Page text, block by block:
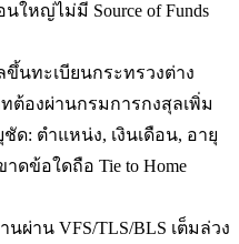
ใหญ่ไม่มี Source of Funds
นทะเบียนกระทรวงต่าง
ต้องผ่านกรมการกงสุลเพิ่ม
ด: ตำแหน่ง, เงินเดือน, อายุ
ดข้อใดถือ Tie to Home
าน VFS/TLS/BLS เต็มล่วง